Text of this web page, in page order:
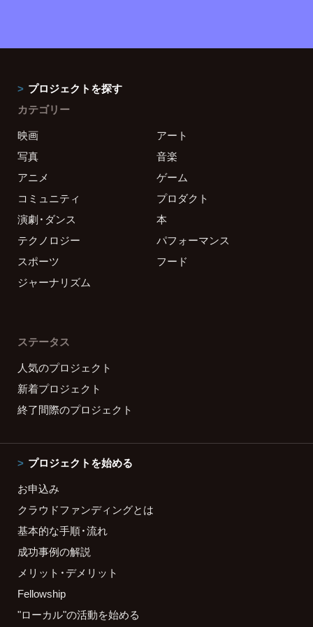
プロジェクトを探す
カテゴリー
映画
アート
写真
音楽
アニメ
ゲーム
コミュニティ
プロダクト
演劇・ダンス
本
テクノロジー
パフォーマンス
スポーツ
フード
ジャーナリズム
ステータス
人気のプロジェクト
新着プロジェクト
終了間際のプロジェクト
プロジェクトを始める
お申込み
クラウドファンディングとは
基本的な手順・流れ
成功事例の解説
メリット・デメリット
Fellowship
"ローカル"の活動を始める